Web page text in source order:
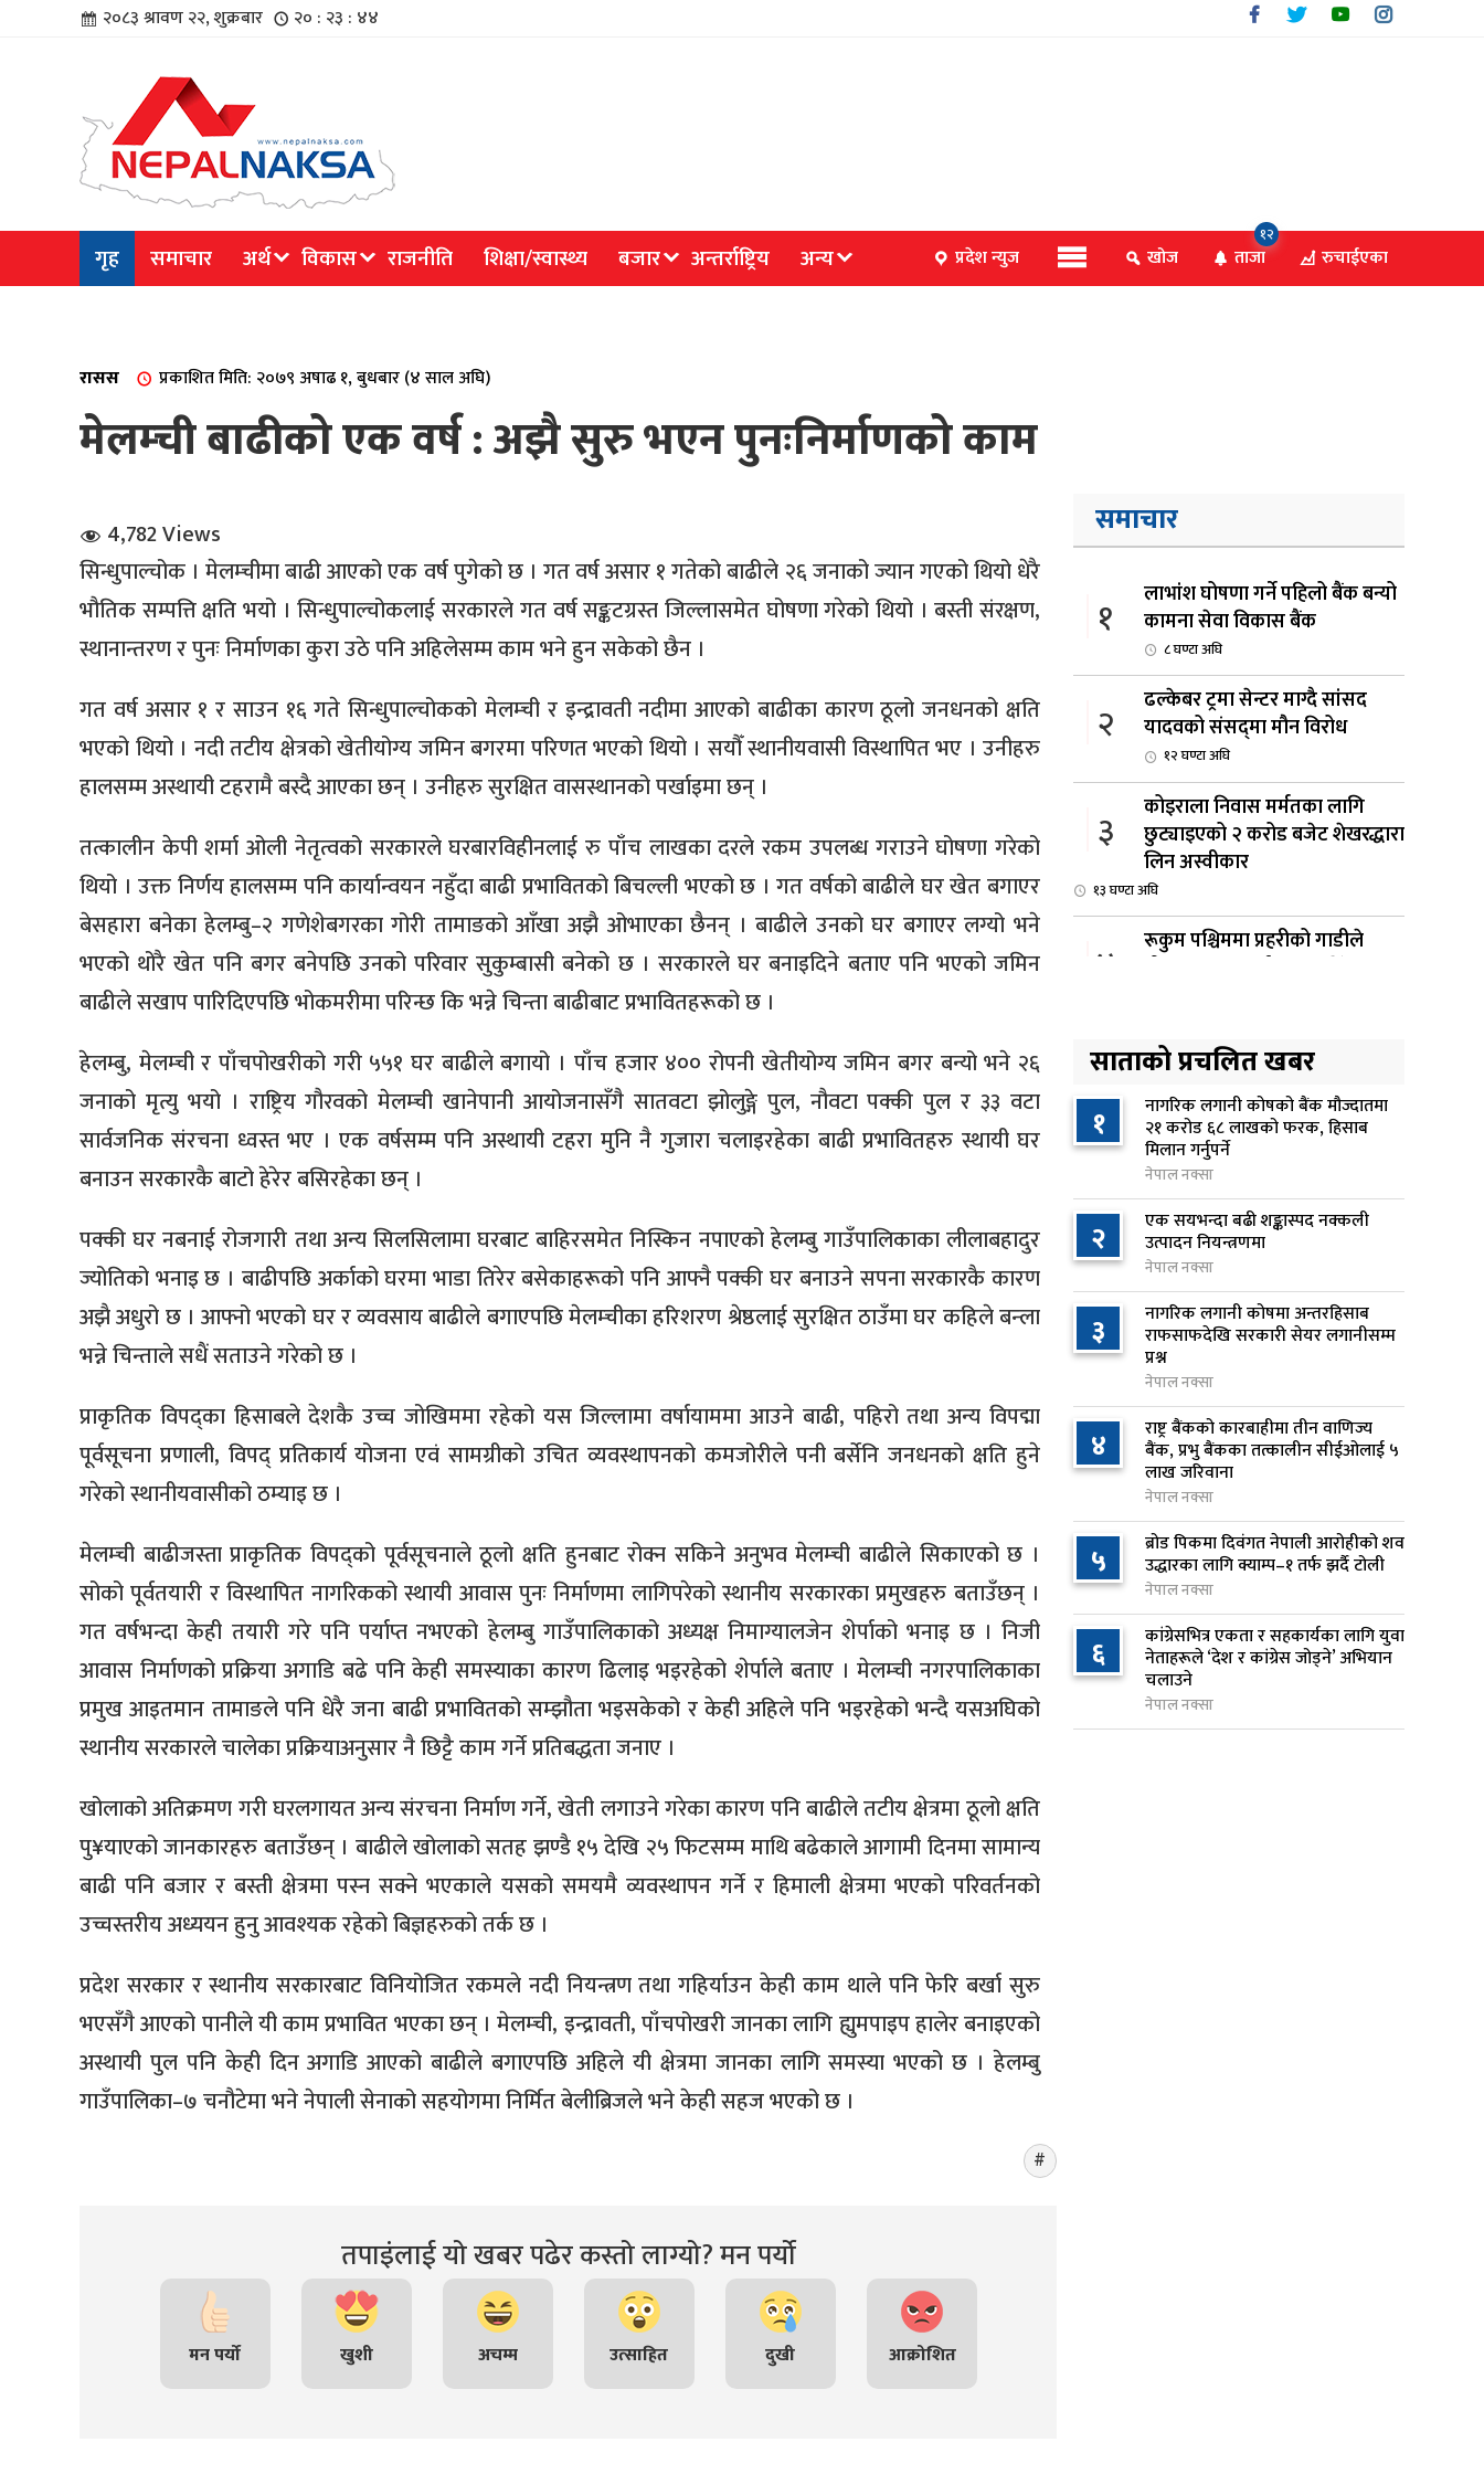
२०८३ श्रावण २२, शुक्रबार २० : २३ : ४४
गृह समाचार अर्थ विकास राजनीति शिक्षा/स्वास्थ्य बजार अन्तर्राष्ट्रिय अन्य प्रदेश न्युज खोज ताजा
१२
रुचाईएका
रासस प्रकाशित मिति: २०७९ अषाढ १, बुधबार (४ साल अघि)
मेलम्ची बाढीको एक वर्ष : अझै सुरु भएन पुनःनिर्माणको काम
4,782 Views
सिन्धुपाल्चोक । मेलम्चीमा बाढी आएको एक वर्ष पुगेको छ । गत वर्ष असार १ गतेको बाढीले २६ जनाको ज्यान गएको थियो धेरै
भौतिक सम्पत्ति क्षति भयो । सिन्धुपाल्चोकलाई सरकारले गत वर्ष सङ्कटग्रस्त जिल्लासमेत घोषणा गरेको थियो । बस्ती संरक्षण,
स्थानान्तरण र पुनः निर्माणका कुरा उठे पनि अहिलेसम्म काम भने हुन सकेको छैन ।
गत वर्ष असार १ र साउन १६ गते सिन्धुपाल्चोकको मेलम्ची र इन्द्रावती नदीमा आएको बाढीका कारण ठूलो जनधनको क्षति
भएको थियो । नदी तटीय क्षेत्रको खेतीयोग्य जमिन बगरमा परिणत भएको थियो । सयौँ स्थानीयवासी विस्थापित भए । उनीहरु
हालसम्म अस्थायी टहरामै बस्दै आएका छन् । उनीहरु सुरक्षित वासस्थानको पर्खाइमा छन् ।
तत्कालीन केपी शर्मा ओली नेतृत्वको सरकारले घरबारविहीनलाई रु पाँच लाखका दरले रकम उपलब्ध गराउने घोषणा गरेको
थियो । उक्त निर्णय हालसम्म पनि कार्यान्वयन नहुँदा बाढी प्रभावितको बिचल्ली भएको छ । गत वर्षको बाढीले घर खेत बगाएर
बेसहारा बनेका हेलम्बु–२ गणेशेबगरका गोरी तामाङको आँखा अझै ओभाएका छैनन् । बाढीले उनको घर बगाएर लग्यो भने
भएको थोरै खेत पनि बगर बनेपछि उनको परिवार सुकुम्बासी बनेको छ । सरकारले घर बनाइदिने बताए पनि भएको जमिन
बाढीले सखाप पारिदिएपछि भोकमरीमा परिन्छ कि भन्ने चिन्ता बाढीबाट प्रभावितहरूको छ ।
हेलम्बु, मेलम्ची र पाँचपोखरीको गरी ५५१ घर बाढीले बगायो । पाँच हजार ४०० रोपनी खेतीयोग्य जमिन बगर बन्यो भने २६
जनाको मृत्यु भयो । राष्ट्रिय गौरवको मेलम्ची खानेपानी आयोजनासँगै सातवटा झोलुङ्गे पुल, नौवटा पक्की पुल र ३३ वटा
सार्वजनिक संरचना ध्वस्त भए । एक वर्षसम्म पनि अस्थायी टहरा मुनि नै गुजारा चलाइरहेका बाढी प्रभावितहरु स्थायी घर
बनाउन सरकारकै बाटो हेरेर बसिरहेका छन् ।
पक्की घर नबनाई रोजगारी तथा अन्य सिलसिलामा घरबाट बाहिरसमेत निस्किन नपाएको हेलम्बु गाउँपालिकाका लीलाबहादुर
ज्योतिको भनाइ छ । बाढीपछि अर्काको घरमा भाडा तिरेर बसेकाहरूको पनि आफ्नै पक्की घर बनाउने सपना सरकारकै कारण
अझै अधुरो छ । आफ्नो भएको घर र व्यवसाय बाढीले बगाएपछि मेलम्चीका हरिशरण श्रेष्ठलाई सुरक्षित ठाउँमा घर कहिले बन्ला
भन्ने चिन्ताले सधैं सताउने गरेको छ ।
प्राकृतिक विपद्का हिसाबले देशकै उच्च जोखिममा रहेको यस जिल्लामा वर्षायाममा आउने बाढी, पहिरो तथा अन्य विपद्मा
पूर्वसूचना प्रणाली, विपद् प्रतिकार्य योजना एवं सामग्रीको उचित व्यवस्थापनको कमजोरीले पनी बर्सेनि जनधनको क्षति हुने
गरेको स्थानीयवासीको ठम्याइ छ ।
मेलम्ची बाढीजस्ता प्राकृतिक विपद्को पूर्वसूचनाले ठूलो क्षति हुनबाट रोक्न सकिने अनुभव मेलम्ची बाढीले सिकाएको छ ।
सोको पूर्वतयारी र विस्थापित नागरिकको स्थायी आवास पुनः निर्माणमा लागिपरेको स्थानीय सरकारका प्रमुखहरु बताउँछन् ।
गत वर्षभन्दा केही तयारी गरे पनि पर्याप्त नभएको हेलम्बु गाउँपालिकाको अध्यक्ष निमाग्यालजेन शेर्पाको भनाइ छ । निजी
आवास निर्माणको प्रक्रिया अगाडि बढे पनि केही समस्याका कारण ढिलाइ भइरहेको शेर्पाले बताए । मेलम्ची नगरपालिकाका
प्रमुख आइतमान तामाङले पनि धेरै जना बाढी प्रभावितको सम्झौता भइसकेको र केही अहिले पनि भइरहेको भन्दै यसअघिको
स्थानीय सरकारले चालेका प्रक्रियाअनुसार नै छिट्टै काम गर्ने प्रतिबद्धता जनाए ।
खोलाको अतिक्रमण गरी घरलगायत अन्य संरचना निर्माण गर्ने, खेती लगाउने गरेका कारण पनि बाढीले तटीय क्षेत्रमा ठूलो क्षति
पु¥याएको जानकारहरु बताउँछन् । बाढीले खोलाको सतह झण्डै १५ देखि २५ फिटसम्म माथि बढेकाले आगामी दिनमा सामान्य
बाढी पनि बजार र बस्ती क्षेत्रमा पस्न सक्ने भएकाले यसको समयमै व्यवस्थापन गर्ने र हिमाली क्षेत्रमा भएको परिवर्तनको
उच्चस्तरीय अध्ययन हुनु आवश्यक रहेको बिज्ञहरुको तर्क छ ।
प्रदेश सरकार र स्थानीय सरकारबाट विनियोजित रकमले नदी नियन्त्रण तथा गहिर्याउन केही काम थाले पनि फेरि बर्खा सुरु
भएसँगै आएको पानीले यी काम प्रभावित भएका छन् । मेलम्ची, इन्द्रावती, पाँचपोखरी जानका लागि ह्युमपाइप हालेर बनाइएको
अस्थायी पुल पनि केही दिन अगाडि आएको बाढीले बगाएपछि अहिले यी क्षेत्रमा जानका लागि समस्या भएको छ । हेलम्बु
गाउँपालिका–७ चनौटेमा भने नेपाली सेनाको सहयोगमा निर्मित बेलीब्रिजले भने केही सहज भएको छ ।
तपाइंलाई यो खबर पढेर कस्तो लाग्यो? मन पर्यो
मन पर्यो खुशी अचम्म उत्साहित दुखी आक्रोशित
समाचार
१
लाभांश घोषणा गर्ने पहिलो बैंक बन्यो
कामना सेवा विकास बैंक
८ घण्टा अघि
२
ढल्केबर ट्रमा सेन्टर माग्दै सांसद
यादवको संसद्‌मा मौन विरोध
१२ घण्टा अघि
३
कोइराला निवास मर्मतका लागि
छुट्याइएको २ करोड बजेट शेखरद्धारा
लिन अस्वीकार
१३ घण्टा अघि
४
रूकुम पश्चिममा प्रहरीको गाडीले
५
प्रतिनिधिसभा बैठक बस्दै , पाँच
विधेयक र प्रतिवेदन प्रस्तुत हुने
१४ घण्टा अघि
६
आज बस्ने भनिएको राष्ट्रिय सभाको
बैठक बुधबारका लागि सर्‍यो
१४ घण्टा अघि
७
वीरगञ्जमा ट्यांकरको सिल खोलेर तेल
निकाल्ने सात जना रंगेहात पक्राउ
१४ घण्टा अघि
८
जन्मसिद्ध नागरिकता कडा बनाउने
ट्रम्पको नयाँ प्रयास, दुई कार्यकारी
आदेश जारी
१४ घण्टा अघि
९
राप्रपाको निर्णय: बागमती प्रदेश
सरकारमा सहभागी नहुने
१४ घण्टा अघि
१०
२५० रुपैयाँको सामान किन्दा
कञ्चनपुरका उपभोक्ताले जिते १०
लाख
साताको प्रचलित खबर
१ नागरिक लगानी कोषको बैंक मौज्दातमा
२१ करोड ६८ लाखको फरक, हिसाब
मिलान गर्नुपर्ने
नेपाल नक्सा
२ एक सयभन्दा बढी शङ्कास्पद नक्कली
उत्पादन नियन्त्रणमा
नेपाल नक्सा
३ नागरिक लगानी कोषमा अन्तरहिसाब
राफसाफदेखि सरकारी सेयर लगानीसम्म
प्रश्न
नेपाल नक्सा
४ राष्ट्र बैंकको कारबाहीमा तीन वाणिज्य
बैंक, प्रभु बैंकका तत्कालीन सीईओलाई ५
लाख जरिवाना
नेपाल नक्सा
५ ब्रोड पिकमा दिवंगत नेपाली आरोहीको शव
उद्धारका लागि क्याम्प–१ तर्फ झर्दै टोली
नेपाल नक्सा
६ कांग्रेसभित्र एकता र सहकार्यका लागि युवा
नेताहरूले ‘देश र कांग्रेस जोड्ने’ अभियान
चलाउने
नेपाल नक्सा